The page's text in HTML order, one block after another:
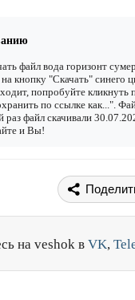
файл вода горизонт
кнопку "Скачать" синего
попробуйте
по ссылке как...".
раз файл скачивали
и Вы!
на veshok в VK,